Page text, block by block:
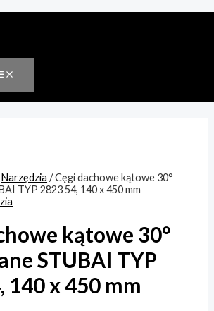
Narzędzia / Cęgi dachowe kątowe 30°
TYP 2823 54, 140 x 450 mm
kątowe 30°
STUBAI TYP
140 x 450 mm